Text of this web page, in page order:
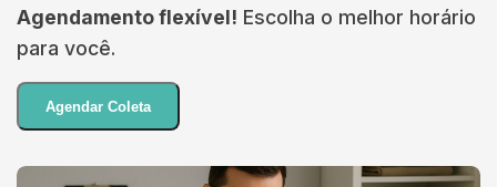
Agendamento flexível! Escolha o melhor horário
para você.
Agendar Coleta